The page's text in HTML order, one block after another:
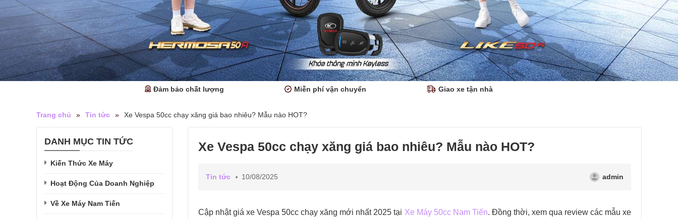
Đảm bảo chất lượng Miễn phí vận chuyển Giao xe tận nhà
Trang chủ » Tin tức » Xe Vespa 50cc chạy xăng giá bao nhiêu? Mẫu nào HOT?
Xe Vespa 50cc chạy xăng giá bao nhiêu? Mẫu nào HOT?
Tin tức 10/08/2025 admin
Cập nhật giá xe Vespa 50cc chạy xăng mới nhất 2025 tại Xe Máy 50cc Nam Tiến. Đồng thời, xem qua review các mẫu xe
DANH MỤC TIN TỨC
Kiến Thức Xe Máy
Hoạt Động Của Doanh Nghiệp
Về Xe Máy Nam Tiến